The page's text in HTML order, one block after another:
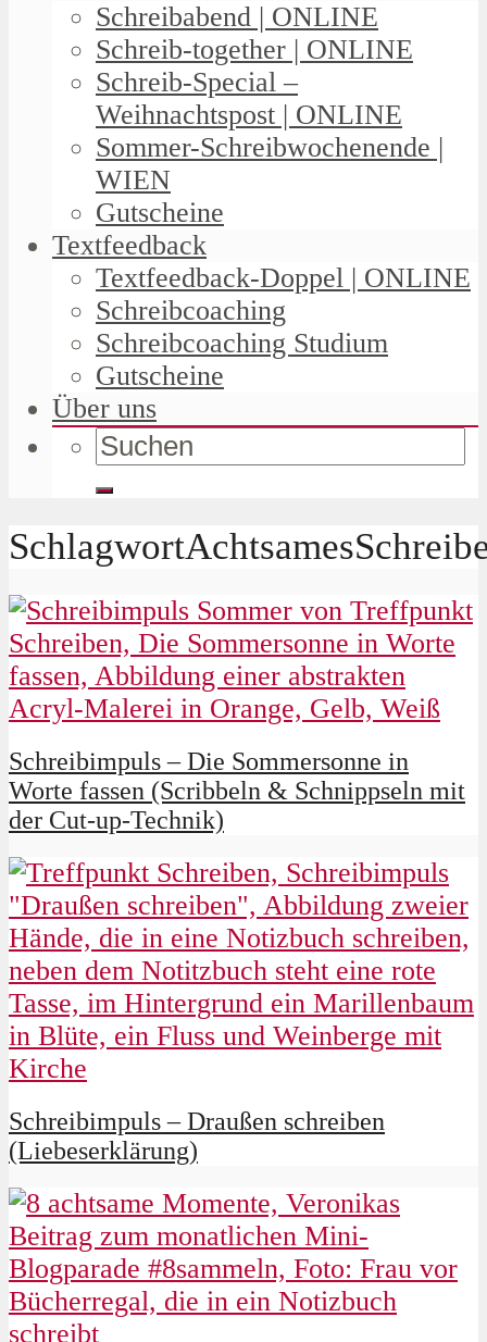
Schreibabend | ONLINE
Schreib-together | ONLINE
Schreib-Special –
Weihnachtspost | ONLINE
Sommer-Schreibwochenende |
WIEN
Gutscheine
Textfeedback
Textfeedback-Doppel | ONLINE
Schreibcoaching
Schreibcoaching Studium
Gutscheine
Über uns
Schreibimpuls – Die Sommersonne in
Worte fassen (Scribbeln & Schnippseln mit
der Cut-up-Technik)
Schreibimpuls – Draußen schreiben
(Liebeserklärung)